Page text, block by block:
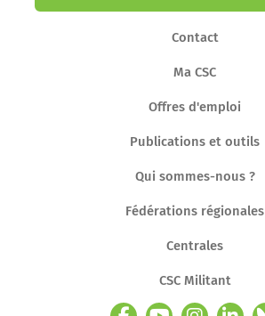
Contact
Ma CSC
Offres d'emploi
Publications et outils
Qui sommes-nous ?
Fédérations régionales
Centrales
CSC Militant